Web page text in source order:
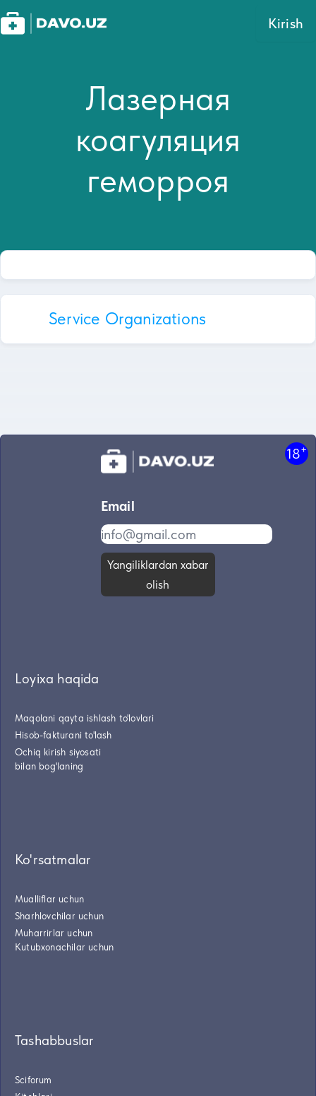
Kirish
Лазерная
коагуляция
геморроя
Service Organizations
18+
Email
Yangiliklardan xabar
olish
Loyixa haqida
Maqolani qayta ishlash to'lovlari
Hisob-fakturani to'lash
Ochiq kirish siyosati
bilan bog'laning
Ko'rsatmalar
Mualliflar uchun
Sharhlovchilar uchun
Muharrirlar uchun
Kutubxonachilar uchun
Tashabbuslar
Sciforum